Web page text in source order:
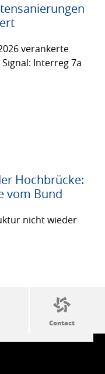
verankerte
Interreg 7a
Hochbrücke:
vom Bund
nicht wieder